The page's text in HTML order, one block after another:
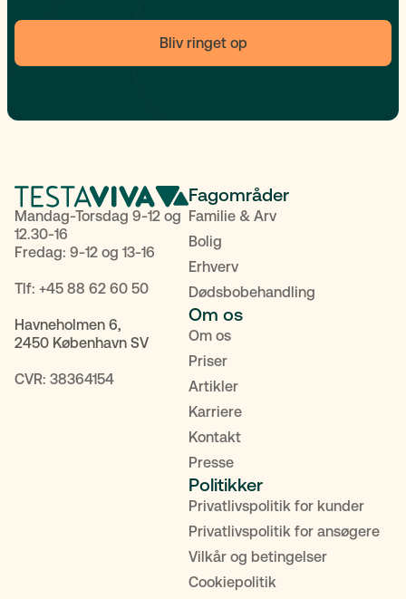
Bliv ringet op
Mandag-Torsdag 9-12 og
12.30-16
Fredag: 9-12 og 13-16
Tlf: +45 88 62 60 50
Havneholmen 6,
2450 København SV
CVR: 38364154
Fagområder
Familie & Arv
Bolig
Erhverv
Dødsbobehandling
Om os
Om os
Priser
Artikler
Karriere
Kontakt
Presse
Politikker
Privatlivspolitik for kunder
Privatlivspolitik for ansøgere
Vilkår og betingelser
Cookiepolitik
POPULÆRE SØGNINGER
Fremtidsfuldmagt Bolighandel
MitID Kontakt